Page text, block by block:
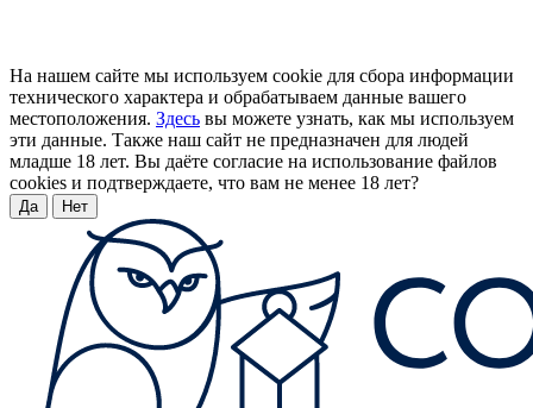
На нашем сайте мы используем cookie для сбора информации
технического характера и обрабатываем данные вашего
местоположения. Здесь вы можете узнать, как мы используем
эти данные. Также наш сайт не предназначен для людей
младше 18 лет. Вы даёте согласие на использование файлов
cookies и подтверждаете, что вам не менее 18 лет?
Да Нет